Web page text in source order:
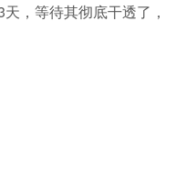
，等待其彻底干透了，